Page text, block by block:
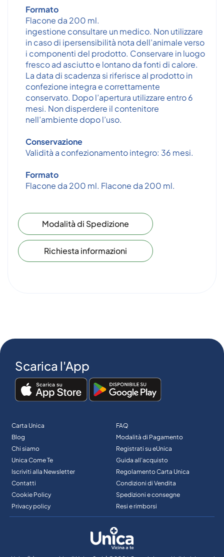
Formato
Flacone da 200 ml.
ingestione consultare un medico. Non utilizzare
in caso di ipersensibilità nota dell’animale verso
i componenti del prodotto. Conservare in luogo
fresco ad asciutto e lontano da fonti di calore.
La data di scadenza si riferisce al prodotto in
confezione integra e correttamente
conservato. Dopo l’apertura utilizzare entro 6
mesi. Non disperdere il contenitore
nell’ambiente dopo l’uso.
Conservazione
Validità a confezionamento integro: 36 mesi.
Formato
Flacone da 200 ml. Flacone da 200 ml.
Modalità di Spedizione
Richiesta informazioni
Scarica l'App
Carta Unica
Blog
Chi siamo
Unica Come Te
Iscriviti alla Newsletter
Contatti
Cookie Policy
Privacy policy
FAQ
Modalità di Pagamento
Registrati su eUnica
Guida all’acquisto
Regolamento Carta Unica
Condizioni di Vendita
Spedizioni e consegne
Resi e rimborsi